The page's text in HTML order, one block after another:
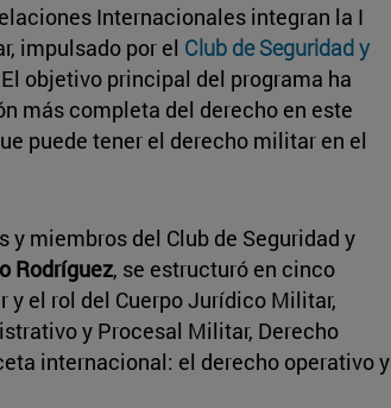
Internacionales integran la I
impulsado por el Club de Seguridad y
objetivo principal del programa ha
más completa del derecho en este
puede tener el derecho militar en el
miembros del Club de Seguridad y
Rodríguez, se estructuró en cinco
y el rol del Cuerpo Jurídico Militar,
y Procesal Militar, Derecho
internacional: el derecho operativo y